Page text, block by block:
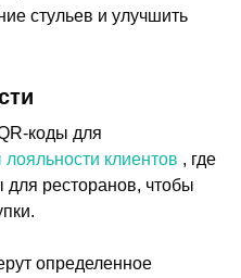
стульев и улучшить
коды для
клиентов , где
для ресторанов, чтобы
определенное